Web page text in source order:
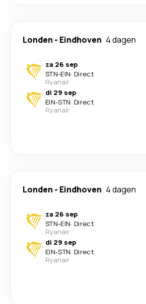
Londen - Eindhoven 4 dagen
za 26 sep
STN-EIN· Direct
Ryanair
di 29 sep
EIN-STN· Direct
Ryanair
Londen - Eindhoven 4 dagen
za 26 sep
STN-EIN· Direct
Ryanair
di 29 sep
EIN-STN· Direct
Ryanair